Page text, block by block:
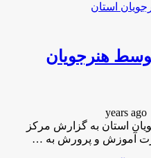
توسط هنرجويان
استان به گزارش مركز
آموزش و پرورش به …